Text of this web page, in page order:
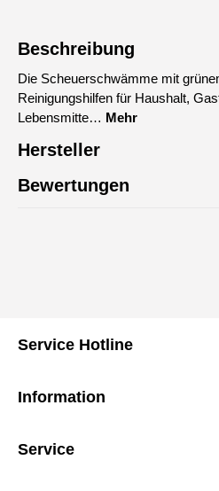
Beschreibung
Die Scheuerschwämme mit
Reinigungshilfen für Haushalt,
Lebensmitte… Mehr
Hersteller
Bewertungen
Service Hotline
Information
Service